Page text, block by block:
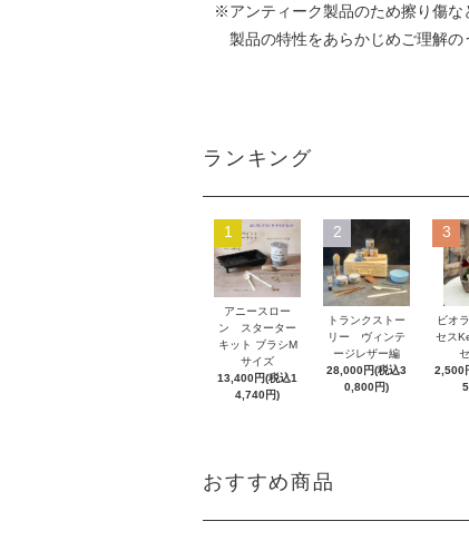
※アンティーク製品のため擦り傷な
製品の特性をあらかじめご理解の
ランキング
1
アニースロー
ン スターター
キット ブラシM
サイズ
13,400円(税込1
4,740円)
2
トランクストー
リー ヴィンテ
ージレザー編
28,000円(税込3
0,800円)
3
ビオ
セス
2,500
おすすめ商品